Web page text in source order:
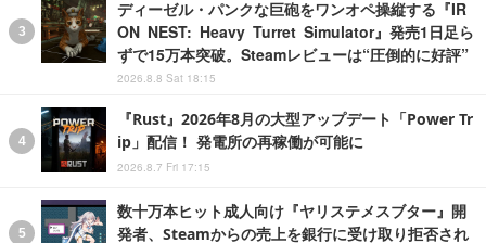
ディーゼル・パンクな巨砲をワンオペ操縦する『IR
ON NEST: Heavy Turret Simulator』発売1日足ら
ずで15万本突破。Steamレビューは“圧倒的に好評”
2026.8.8 Sat 18:15
『Rust』2026年8月の大型アップデート「Power Tr
ip」配信！ 発電所の再稼働が可能に
2026.8.7 Fri 17:15
数十万本ヒット成人向け『ヤリステメスブター』開
発者、Steamからの売上を銀行に受け取り拒否され